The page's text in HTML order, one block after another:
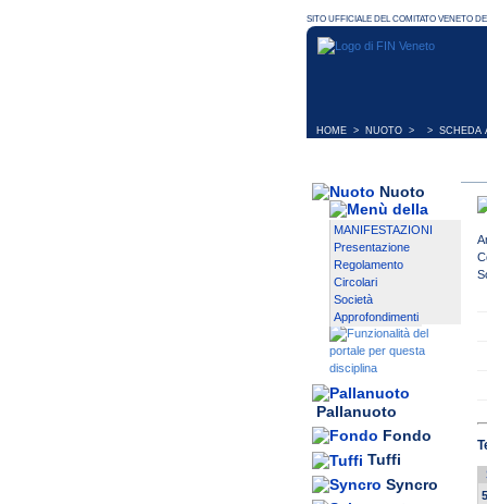
HOME > NUOTO > > SCHEDA
Nuoto
MANIFESTAZIONI
Presentazione
Regolamento
Circolari
Società
Approfondimenti
Pallanuoto
Fondo
Tuffi
Syncro